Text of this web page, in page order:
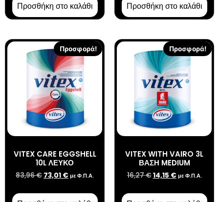
Προσθήκη στο καλάθι Προσθήκη στο καλάθι
Προσφορά!
VITEX CARE EGGSHELL
10L ΛΕΥΚΟ
83,96€ 73,01 €με Φ.Π.Α.
Προσφορά!
VITEX WITH VAIRO 3L
ΒΑΣΗ MEDIUM
16,27€14,15 € με Φ.Π.Α.